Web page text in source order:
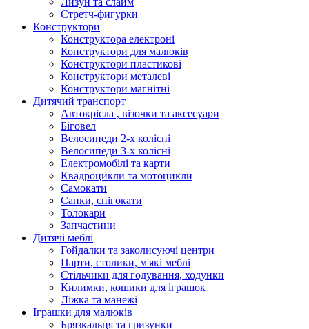
Стретч-фигурки
Конструктори
Конструктора електроні
Конструктори для малюків
Конструктори пластикові
Конструктори металеві
Конструктори магнітні
Дитячий транспорт
Автокрісла , візочки та аксесуари
Біговел
Велосипеди 2-х колісні
Велосипеди 3-х колісні
Електромобілі та карти
Квадроцикли та мотоцикли
Самокати
Санки, снігокати
Толокари
Запчастини
Дитячі меблі
Гойдалки та заколисуючі центри
Парти, столики, м'які меблі
Стільчики для годування, ходунки
Килимки, кошики для іграшок
Ліжка та манежі
Іграшки для малюків
Брязкальця та гризунки